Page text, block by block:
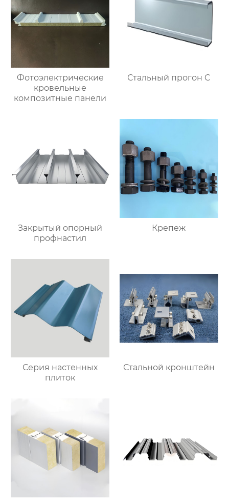
Фотоэлектрические
кровельные
композитные панели
Стальный прогон C
Закрытый опорный
профнастил
Крепеж
Серия настенных
плиток
Стальной кронштейн